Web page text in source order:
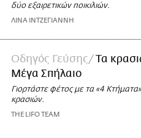
δύο εξαιρετικών ποικιλιών.
ΛΙΝΑ ΙΝΤΖΕΓΙΑΝΝΗ
Οδηγός Γεύσης
Τα
Μέγα Σπήλαιο
Γιορτάστε φέτος με τα «4
κρασιών.
THE LIFO TEAM